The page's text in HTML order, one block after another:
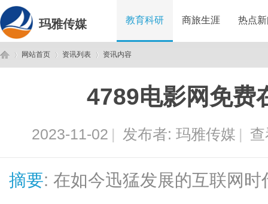
玛雅传媒 教育科研 商旅生涯 热点
网站首页 资讯列表 资讯内容
4789电影网免费
2023-11-02 | 发布者: 玛雅传媒 |
摘要: 在如今迅猛发展的互联网